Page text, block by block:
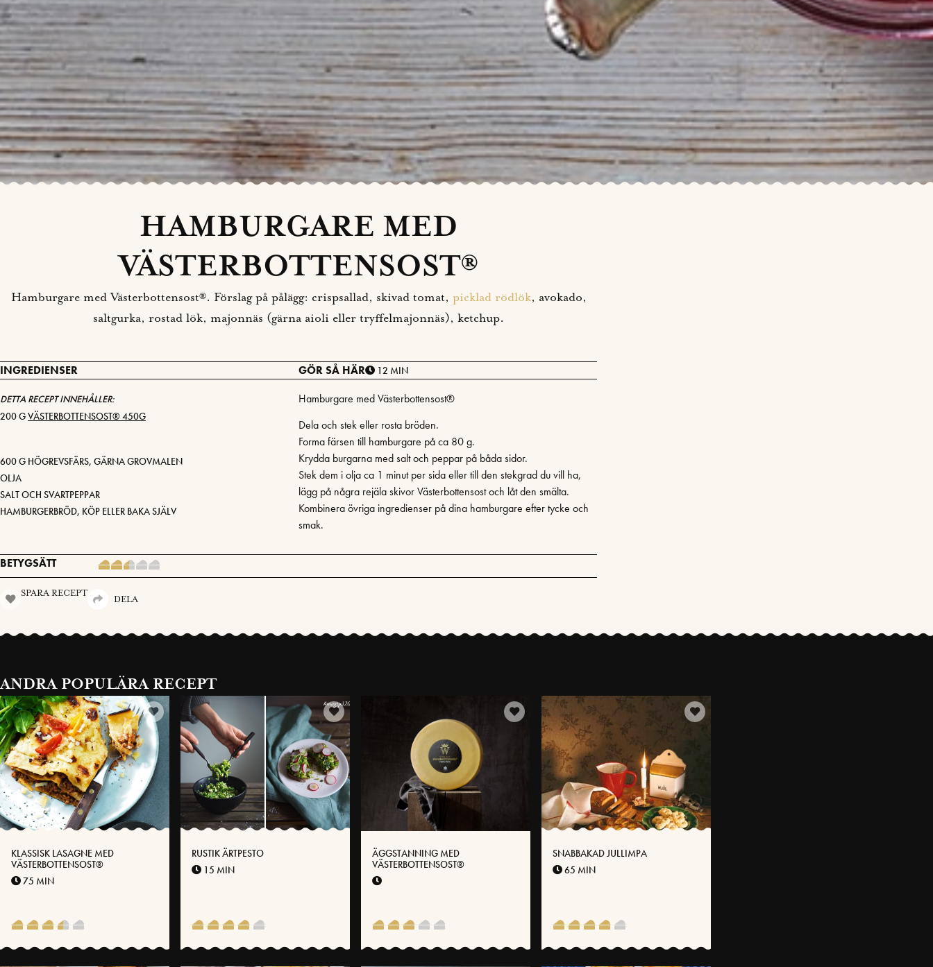
HAMBURGARE MED
VÄSTERBOTTENSOST®
Hamburgare med Västerbottensost®. Förslag på pålägg: crispsallad, skivad tomat, picklad rödlök, avokado,
saltgurka, rostad lök, majonnäs (gärna aioli eller tryffelmajonnäs), ketchup.
INGREDIENSER
DETTA RECEPT INNEHÅLLER:
200 GVÄSTERBOTTENSOST® 450G
600 G HÖGREVSFÄRS, GÄRNA GROVMALEN
OLJA
SALT OCH SVARTPEPPAR
HAMBURGERBRÖD, KÖP ELLER BAKA SJÄLV
GÖR SÅ HÄR 12 MIN
Hamburgare med Västerbottensost®
Dela och stek eller rosta bröden.
Forma färsen till hamburgare på ca 80 g.
Krydda burgarna med salt och peppar på båda sidor.
Stek dem i olja ca 1 minut per sida eller till den stekgrad du vill ha,
lägg på några rejäla skivor Västerbottensost och låt den smälta.
Kombinera övriga ingredienser på dina hamburgare efter tycke och
smak.
BETYGSÄTT
SPARA RECEPT
DELA
ANDRA POPULÄRA RECEPT
KLASSISK LASAGNE MED
VÄSTERBOTTENSOST®
75 MIN
RUSTIK ÄRTPESTO
15 MIN
ÄGGSTANNING MED
VÄSTERBOTTENSOST®
SNABBAKAD JULLIMPA
65 MIN